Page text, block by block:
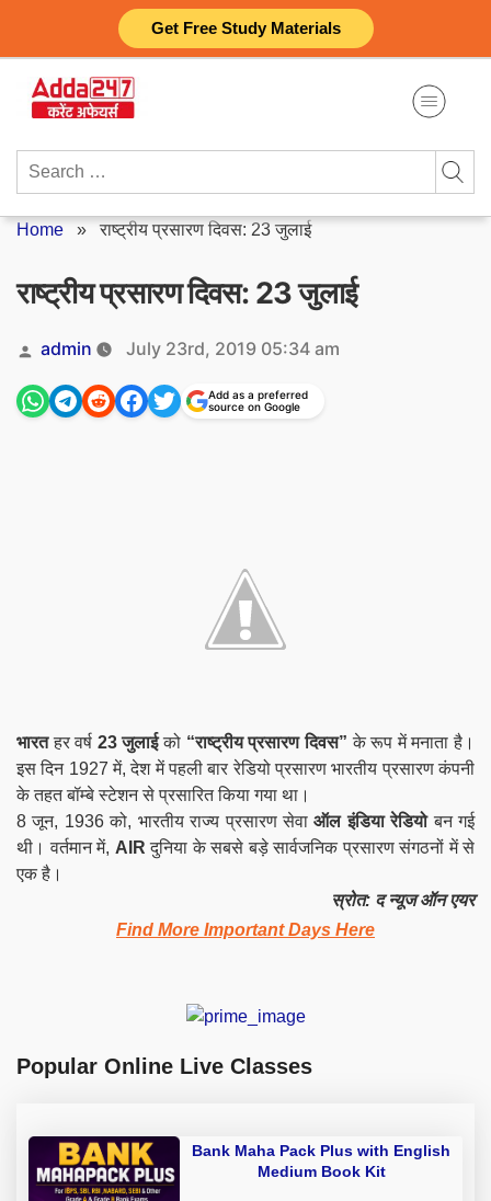
Get Free Study Materials
content
Search
Home »राष्ट्रीय प्रसारण दिवस: 23 जुलाई
राष्ट्रीय प्रसारण दिवस: 23 जुलाई
Posted
by
admin July 23rd, 2019 05:34 am
Add as a preferred
source on Google
भारतहर वर्ष 23 जुलाईको “राष्ट्रीय प्रसारण दिवस” के रूप में मनाता है।
इस दिन 1927 में, देश में पहली बार रेडियो प्रसारण भारतीय प्रसारण कंपनी
के तहत बॉम्बे स्टेशन से प्रसारित किया गया था।
8 जून, 1936 को, भारतीय राज्य प्रसारण सेवाऑल इंडिया रेडियोबन गई
थी। वर्तमान में, AIRदुनिया के सबसे बड़े सार्वजनिक प्रसारण संगठनों में से
एक है।
स्रोत: द न्यूज ऑन एयर
Find More Important Days Here
Popular Online Live Classes
Bank Maha Pack Plus with English
Medium Book Kit